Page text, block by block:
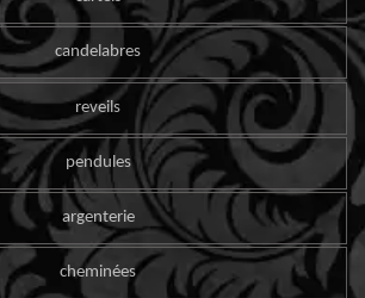
candelabres
reveils
pendules
argenterie
cheminées